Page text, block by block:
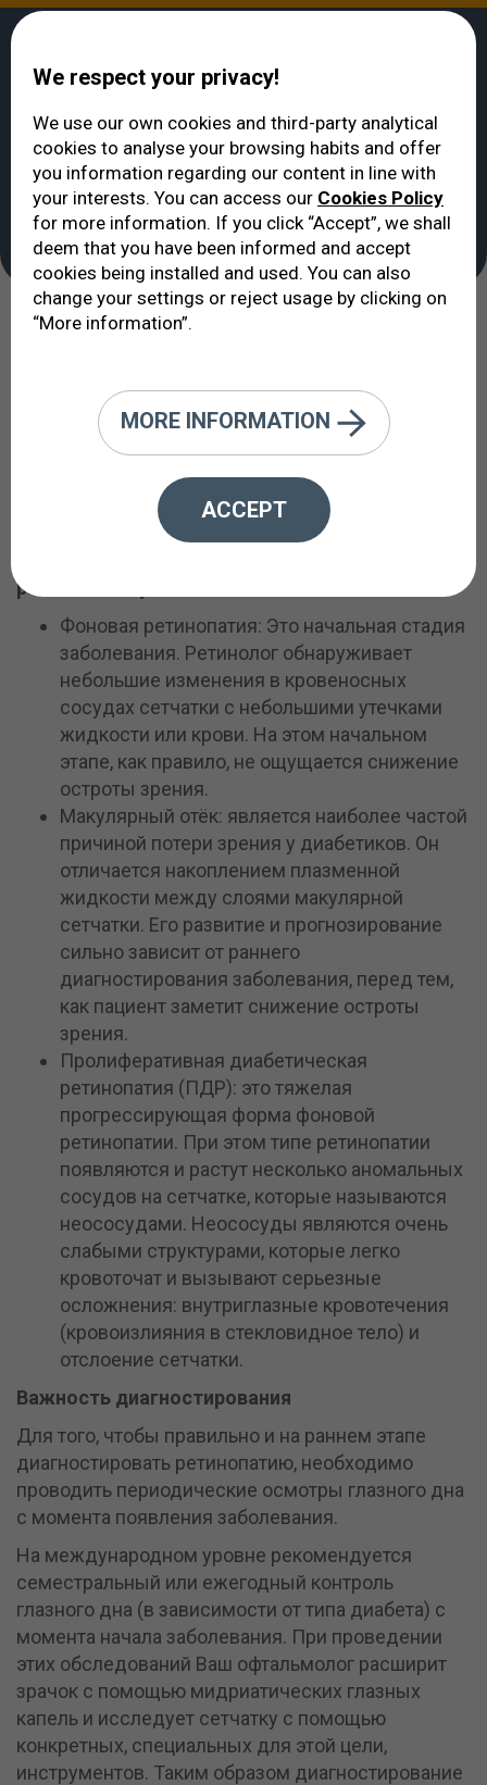
Заболевания Диабетическая ретинопатия
Диабетическая
ретинопатия
Ретина является самым
изменениях в обмене веществ,
которыми страдает пациент-
В течение жизни больного сахарным диабетом,
различным путям:
Фоновая ретинопатия: Это начальная стадия
заболевания. Ретинолог обнаруживает
небольшие изменения в кровеносных
сосудах сетчатки с небольшими утечками
жидкости или крови. На этом начальном
этапе, как правило, не ощущается снижение
остроты зрения.
Макулярный отёк: является наиболее частой
причиной потери зрения у диабетиков. Он
отличается накоплением плазменной
жидкости между слоями макулярной
сетчатки. Его развитие и прогнозирование
сильно зависит от раннего
диагностирования заболевания, перед тем,
как пациент заметит снижение остроты
зрения.
Пролиферативная диабетическая
ретинопатия (ПДР): это тяжелая
прогрессирующая форма фоновой
ретинопатии. При этом типе ретинопатии
появляются и растут несколько аномальных
сосудов на сетчатке, которые называются
неососудами. Неососуды являются очень
слабыми структурами, которые легко
кровоточат и вызывают серьезные
осложнения: внутриглазные кровотечения
(кровоизлияния в стекловидное тело) и
отслоение сетчатки.
Важность диагностирования
Для того, чтобы правильно и на раннем этапе
диагностировать ретинопатию, необходимо
проводить периодические осмотры глазного дна
с момента появления заболевания.
На международном уровне рекомендуется
семестральный или ежегодный контроль
глазного дна (в зависимости от типа диабета) с
момента начала заболевания. При проведении
этих обследований Ваш офтальмолог расширит
зрачок с помощью мидриатических глазных
капель и исследует сетчатку с помощью
конкретных, специальных для этой цели,
инструментов. Таким образом диагностирование
We respect your privacy!
We use our own cookies and third-party analytical
cookies to analyse your browsing habits and offer
you information regarding our content in line with
your interests. You can access our Cookies Policy
for more information. If you click “Accept”, we shall
deem that you have been informed and accept
cookies being installed and used. You can also
change your settings or reject usage by clicking on
“More information”.
MORE INFORMATION
ACCEPT